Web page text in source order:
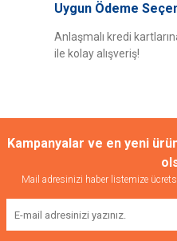
Uygun Ödeme
Anlaşmalı kredi
ile kolay alışveriş!
Kampanyalar ve en yeni
Mail adresinizi haber listemize